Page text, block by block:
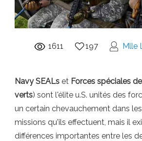
1611 197 Mlle
Navy SEALs et Forces spéciales
verts) sont l'élite u.S. unités des
un certain chevauchement dans
missions qu'ils effectuent, mais il
différences importantes entre les